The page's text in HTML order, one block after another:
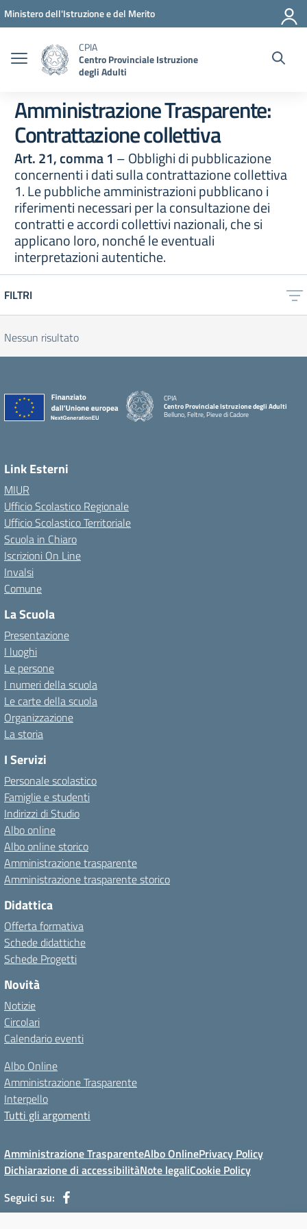
Vai ai contenuti
Vai al menu di navigazione
Vai al footer
Ministero dell'Istruzione e del Merito
CPIA
Centro Provinciale Istruzione
degli Adulti
Amministrazione Trasparente:
Contrattazione collettiva
Art. 21, comma 1 – Obblighi di pubblicazione
concernenti i dati sulla contrattazione collettiva
1. Le pubbliche amministrazioni pubblicano i
riferimenti necessari per la consultazione dei
contratti e accordi collettivi nazionali, che si
applicano loro, nonché le eventuali
interpretazioni autentiche.
FILTRI
Nessun risultato
CPIA
Centro Provinciale Istruzione degli Adulti
Belluno, Feltre, Pieve di Cadore
Link Esterni
MIUR
Ufficio Scolastico Regionale
Ufficio Scolastico Territoriale
Scuola in Chiaro
Iscrizioni On Line
Invalsi
Comune
La Scuola
Presentazione
I luoghi
Le persone
I numeri della scuola
Le carte della scuola
Organizzazione
La storia
I Servizi
Personale scolastico
Famiglie e studenti
Indirizzi di Studio
Albo online
Albo online storico
Amministrazione trasparente
Amministrazione trasparente storico
Didattica
Offerta formativa
Schede didattiche
Schede Progetti
Novità
Notizie
Circolari
Calendario eventi
Albo Online
Amministrazione Trasparente
Interpello
Tutti gli argomenti
Amministrazione TrasparenteAlbo OnlinePrivacy Policy
Dichiarazione di accessibilitàNote legaliCookie Policy
Seguici su: